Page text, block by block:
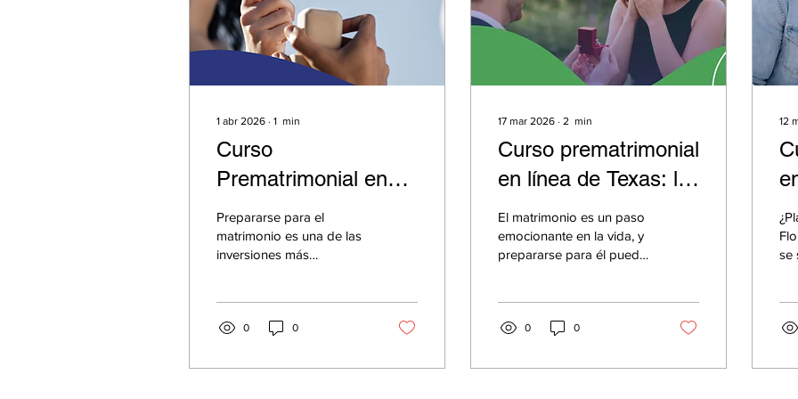
1 abr 2026 ∙ 1 min
Curso
Prematrimonial en
Tennessee:
Preparándose para
un Matrimonio Sólido
Prepararse para el
matrimonio es una de las
inversiones más
prematrimonial
valiosas que ayudan a las
0 0
17 mar 2026 ∙ 2 min
Curso prematrimonial
en línea de Texas: lo
que deben saber las
parejas
comprometidas
El matrimonio es un paso
emocionante en la vida, y
prepararse para él puede
relación. En Texas,
completar un curso de
0 0
12
Florida?
se